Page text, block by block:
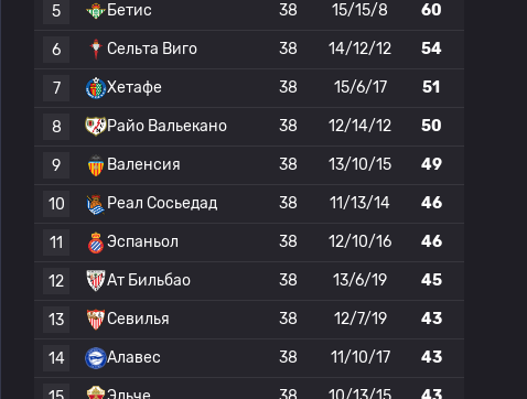
5 Бетис 38 15/15/8 60
6 Сельта Виго 38 14/12/12 54
7 Хетафе 38 15/6/17 51
8 Райо Вальекано 38 12/14/12 50
9 Валенсия 38 13/10/15 49
10 Реал Сосьедад 38 11/13/14 46
11 Эспаньол 38 12/10/16 46
12 Ат Бильбао 38 13/6/19 45
13 Севилья 38 12/7/19 43
14 Алавес 38 11/10/17 43